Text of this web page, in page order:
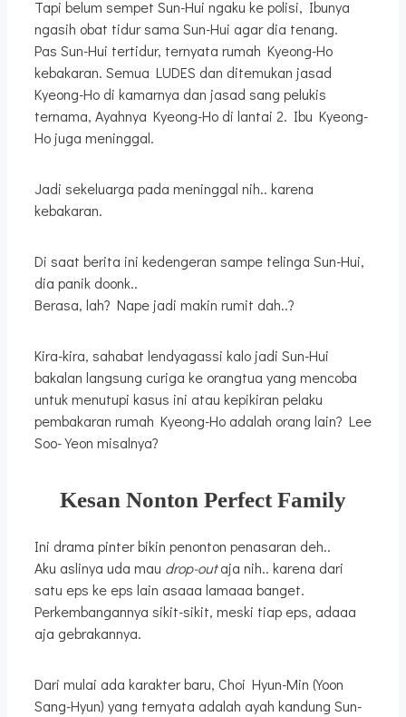
Tapi belum sempet Sun-Hui ngaku ke polisi, Ibunya
ngasih obat tidur sama Sun-Hui agar dia tenang.
Pas Sun-Hui tertidur, ternyata rumah Kyeong-Ho
kebakaran. Semua LUDES dan ditemukan jasad
Kyeong-Ho di kamarnya dan jasad sang pelukis
ternama, Ayahnya Kyeong-Ho di lantai 2. Ibu Kyeong-
Ho juga meninggal.
Jadi sekeluarga pada meninggal nih.. karena
kebakaran.
Di saat berita ini kedengeran sampe telinga Sun-Hui,
dia panik doonk..
Berasa, lah? Nape jadi makin rumit dah..?
Kira-kira, sahabat lendyagassi kalo jadi Sun-Hui
bakalan langsung curiga ke orangtua yang mencoba
untuk menutupi kasus ini atau kepikiran pelaku
pembakaran rumah Kyeong-Ho adalah orang lain? Lee
Soo-Yeon misalnya?
Kesan Nonton Perfect Family
Ini drama pinter bikin penonton penasaran deh..
Aku aslinya uda mau drop-outaja nih.. karena dari
satu eps ke eps lain asaaa lamaaa banget.
Perkembangannya sikit-sikit, meski tiap eps, adaaa
aja gebrakannya.
Dari mulai ada karakter baru, Choi Hyun-Min (Yoon
Sang-Hyun) yang ternyata adalah ayah kandung Sun-